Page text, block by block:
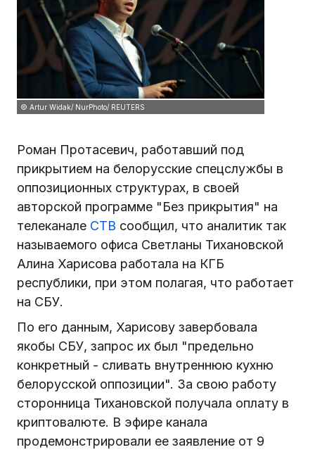
© Artur Widak/ NurPhoto/ REUTERS
Роман Протасевич, работавший под
прикрытием на белорусские спецслужбы в
оппозиционных структурах, в своей
авторской программе "Без прикрытия" на
телеканале СТВ сообщил, что аналитик так
называемого офиса Светланы Тихановской
Алина Харисова работала на КГБ
республики, при этом полагая, что работает
на СБУ.
По его данным, Харисову завербовала
якобы СБУ, запрос их был "предельно
конкретный - сливать внутреннюю кухню
белорусской оппозиции". За свою работу
сторонница Тихановской получала оплату в
криптовалюте. В эфире канала
продемонстрировали ее заявление от 9